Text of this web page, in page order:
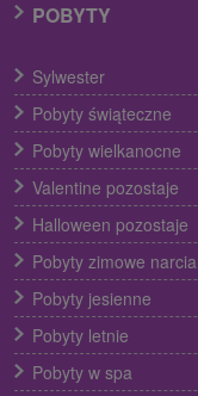
POBYTY
Sylwester
Pobyty świąteczne
Pobyty wielkanocne
Valentine pozostaje
Halloween pozostaje
Pobyty zimowe
Pobyty jesienne
Pobyty letnie
Pobyty w spa